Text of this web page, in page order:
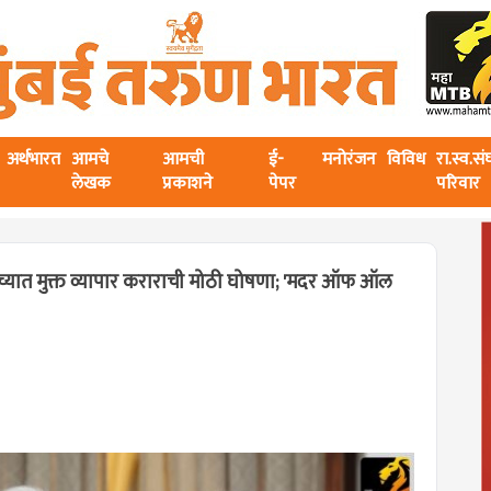
अर्थभारत आमचे
लेखक
आमची
प्रकाशने
ई-
पेपर
मनोरंजन विविध
परिवार
मुक्त व्यापार कराराची मोठी घोषणा; 'मदर ऑफ ऑल